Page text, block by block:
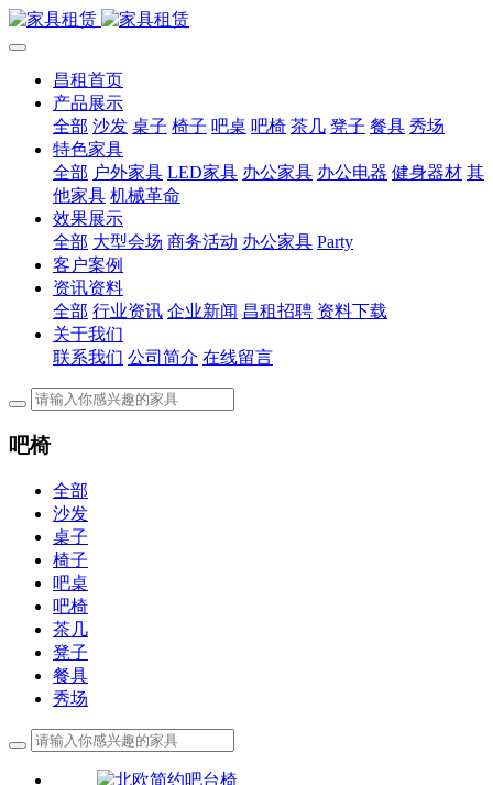
昌租首页
产品展示
全部 沙发 桌子 椅子 吧桌 吧椅 茶几 凳子 餐具 秀场
特色家具
全部 户外家具 LED家具 办公家具 办公电器 健身器材 其
他家具 机械革命
效果展示
全部 大型会场 商务活动 办公家具 Party
客户案例
资讯资料
全部 行业资讯 企业新闻 昌租招聘 资料下载
关于我们
联系我们 公司简介 在线留言
吧椅
全部
沙发
桌子
椅子
吧桌
吧椅
茶几
凳子
餐具
秀场